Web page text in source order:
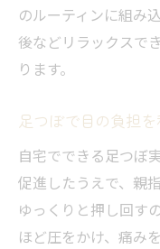
のルーティンに組み
後などリラックスで
ります。
足つぼで目の負担
自宅でできる足つぼ
促進したうえで、親
ゆっくりと押し回す
ほど圧をかけ、痛み